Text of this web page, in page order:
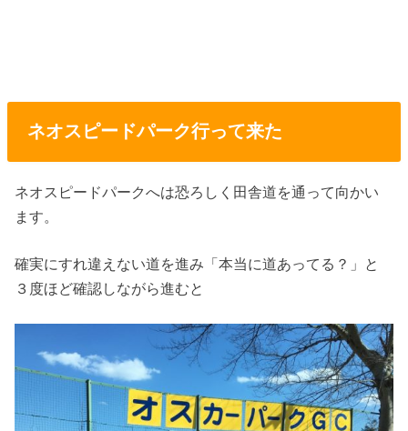
ネオスピードパーク行って来た
ネオスピードパークへは恐ろしく田舎道を通って向かい
ます。
確実にすれ違えない道を進み「本当に道あってる？」と
３度ほど確認しながら進むと